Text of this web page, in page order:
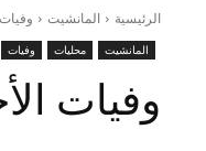
الرئيسية المانشيت وفيات
المانشيت محليات وفيات
وفيات الأحد 20-